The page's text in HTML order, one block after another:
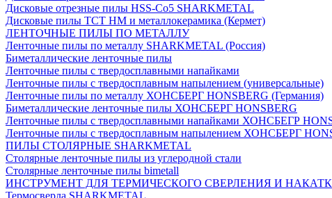
Дисковые отрезные пилы HSS-Co5 SHARKMETAL
Дисковые пилы ТСТ НМ и металлокерамика (Кермет)
ЛЕНТОЧНЫЕ ПИЛЫ ПО МЕТАЛЛУ
Ленточные пилы по металлу SHARKMETAL (Россия)
Биметаллические ленточные пилы
Ленточные пилы с твердосплавными напайками
Ленточные пилы с твердосплавным напылением (универсальные)
Ленточные пилы по металлу ХОНСБЕРГ HONSBERG (Германия)
Биметаллические ленточные пилы ХОНСБЕРГ HONSBERG
Ленточные пилы с твердосплавными напайками ХОНСБЕГР
Ленточные пилы с твердосплавным напылением ХОНСБЕРГ
ПИЛЫ СТОЛЯРНЫЕ SHARKMETAL
Столярные ленточные пилы из углеродной стали
Столярные ленточные пилы bimetall
ИНСТРУМЕНТ ДЛЯ ТЕРМИЧЕСКОГО СВЕРЛЕНИЯ И
Термосверла SHARKMETAL